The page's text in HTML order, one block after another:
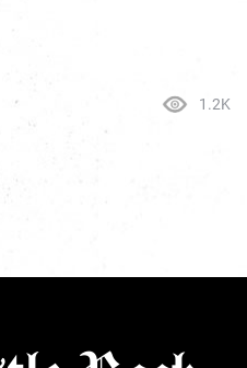
1.2K